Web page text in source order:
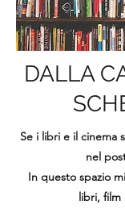
DALLA
Se i libri e il cinema
nel
In questo spazio
libri, film